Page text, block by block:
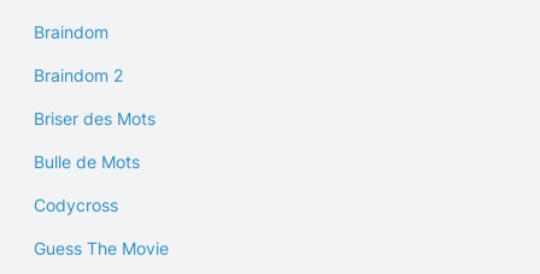
Braindom
Braindom 2
Briser des Mots
Bulle de Mots
Codycross
Guess The Movie